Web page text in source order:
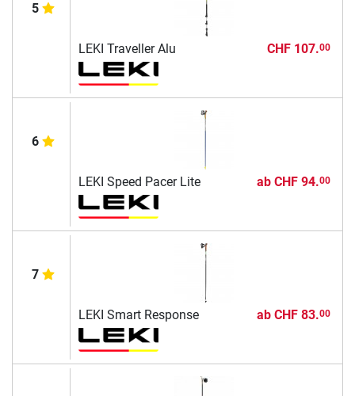
5
LEKI Traveller Alu CHF 107.00
6
LEKI Speed Pacer Lite ab CHF 94.00
7
LEKI Smart Response ab CHF 83.00